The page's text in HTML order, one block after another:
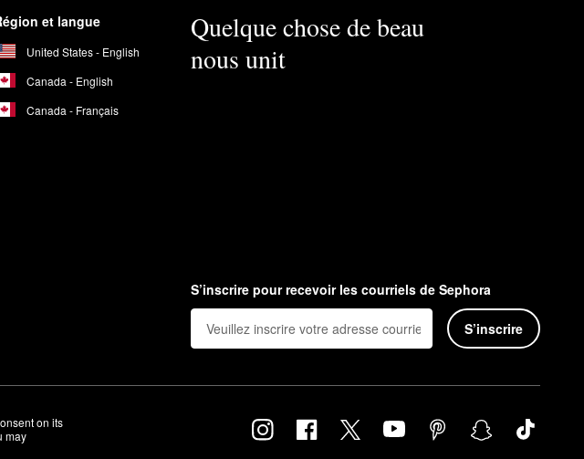
et langue
United States - English
Canada - English
Canada - Français
Quelque chose de beau
nous unit
S’inscrire pour recevoir les courriels de Sephora
S’inscrire
on its
may